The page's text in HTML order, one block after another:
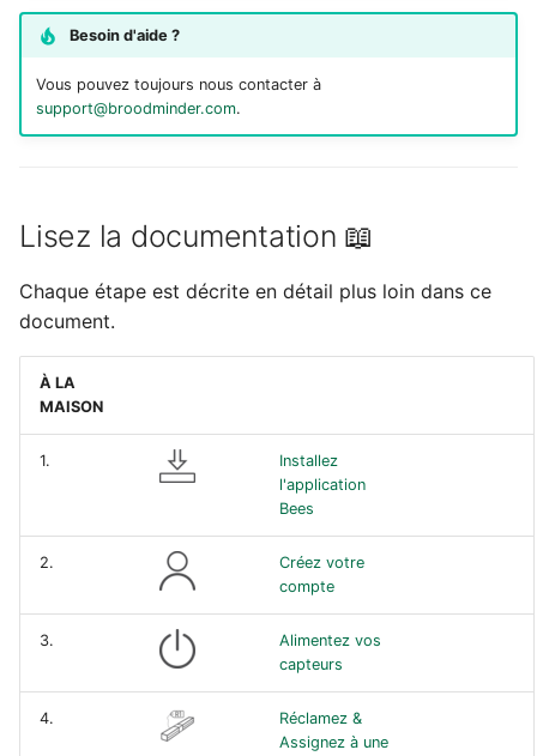
Besoin d'aide ?
Vous pouvez toujours nous contacter à
support@broodminder.com.
Lisez la documentation 📖
Chaque étape est décrite en détail plus loin dans ce
document.
À LA
MAISON
1.
Installez
l'application
Bees
2.
Créez votre
compte
3.
Alimentez vos
capteurs
4.
Réclamez &
Assignez à une